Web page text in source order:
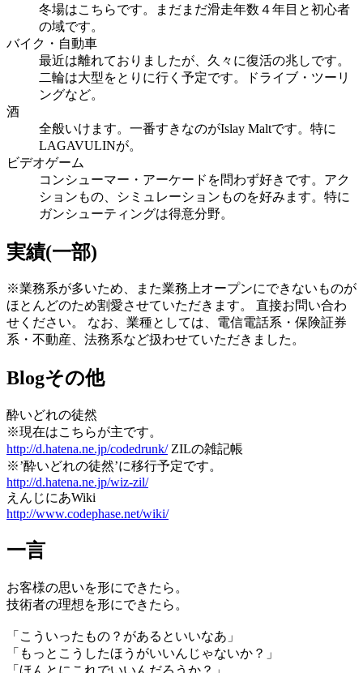
冬場はこちらです。まだまだ滑走年数４年目と初心者
の域です。
バイク・自動車
最近は離れておりましたが、久々に復活の兆しです。
二輪は大型をとりに行く予定です。ドライブ・ツーリ
ングなど。
酒
全般いけます。一番すきなのがIslay Maltです。特に
LAGAVULINが。
ビデオゲーム
コンシューマー・アーケードを問わず好きです。アク
ションもの、シミュレーションものを好みます。特に
ガンシューティングは得意分野。
実績(一部)
※業務系が多いため、また業務上オープンにできないものが
ほとんどのため割愛させていただきます。 直接お問い合わ
せください。 なお、業種としては、電信電話系・保険証券
系・不動産、法務系など扱わせていただきました。
Blogその他
酔いどれの徒然
※現在はこちらが主です。
http://d.hatena.ne.jp/codedrunk/ZILの雑記帳
※’酔いどれの徒然’に移行予定です。
http://d.hatena.ne.jp/wiz-zil/
えんじにあWiki
http://www.codephase.net/wiki/
一言
お客様の思いを形にできたら。
技術者の理想を形にできたら。
「こういったもの？があるといいなあ」
「もっとこうしたほうがいいんじゃないか？」
「ほんとにこれでいいんだろうか？」